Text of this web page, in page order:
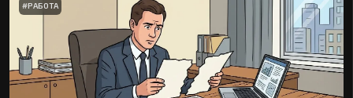
#РАБОТА